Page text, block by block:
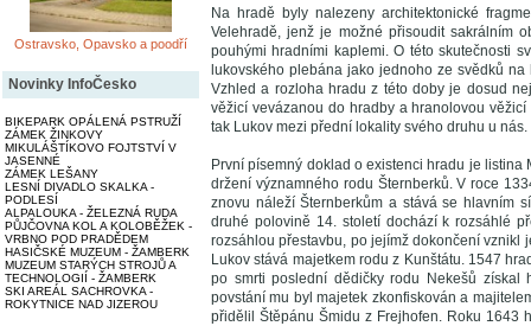
Ostravsko, Opavsko a poodří
Novinky InfoČesko
BIKEPARK OPÁLENÁ PSTRUŽÍ
ZÁMEK ŽINKOVY
MIKULÁŠTÍKOVO FOJTSTVÍ V
JASENNÉ
ZÁMEK LEŠANY
LESNÍ DIVADLO SKALKA -
PODLESÍ
ALPALOUKA - ŽELEZNÁ RUDA
PŮJČOVNA KOL A KOLOBĚŽEK -
VRBNO POD PRADĚDEM
HASIČSKÉ MUZEUM - ŽAMBERK
MUZEUM STARÝCH STROJŮ A
TECHNOLOGIÍ - ŽAMBERK
SKI AREÁL SACHROVKA -
ROKYTNICE NAD JIZEROU
Na hradě byly nalezeny architektonické
Velehradě, jenž je možné přisoudit sakrálním
pouhými hradními kaplemi. O této skutečnosti
lukovského plebána jako jednoho ze svědků
Vzhled a rozloha hradu z této doby je dosud
věžicí vevázanou do hradby a hranolovou
tak Lukov mezi přední lokality svého druhu u nás.
První písemný doklad o existenci hradu je
držení významného rodu Šternberků. V roce
znovu náleží Šternberkům a stává se hlavním
druhé polovině 14. století dochází k rozsáhlé
rozsáhlou přestavbu, po jejímž dokončení vznikl
Lukov stává majetkem rodu z Kunštátu. 1547
po smrti poslední dědičky rodu Nekešů získal
povstání mu byl majetek zkonfiskován a
přidělil Štěpánu Šmidu z Frejhofen. Roku 1643